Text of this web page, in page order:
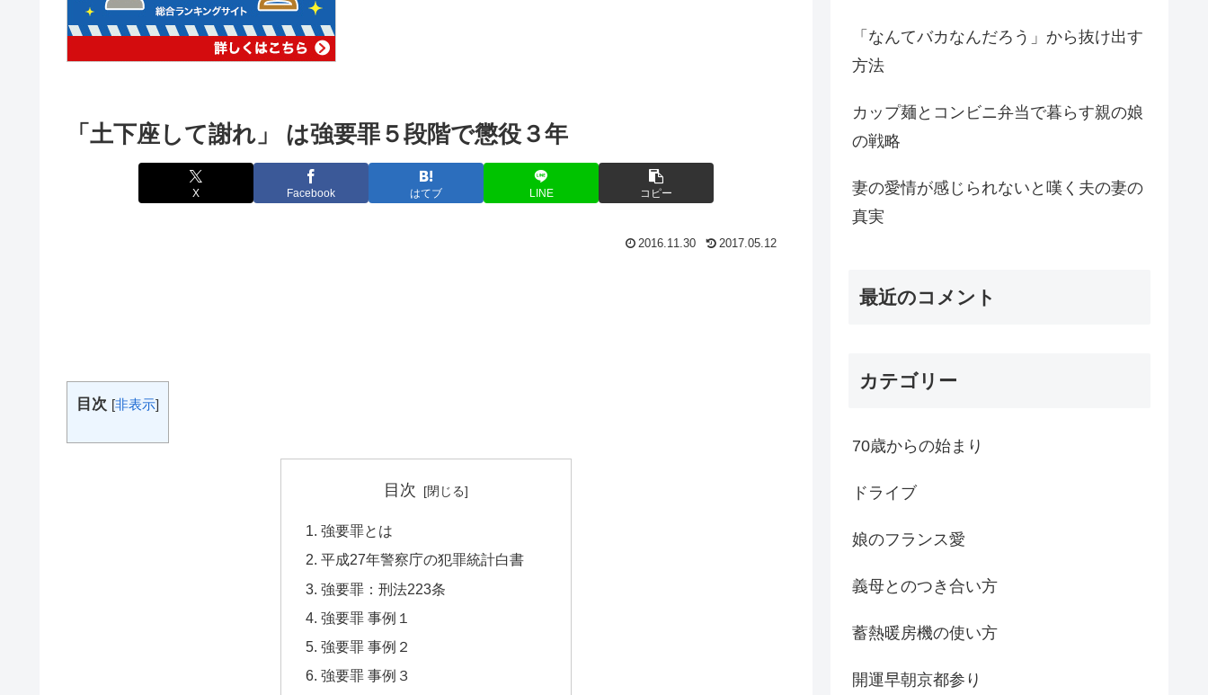
「土下座して謝れ」 は強要罪５段階で懲役３年
X Facebook はてブ LINE コピー
2016.11.30 2017.05.12
目次 [非表示]
目次
強要罪とは
平成27年警察庁の犯罪統計白書
強要罪：刑法223条
強要罪 事例１
強要罪 事例２
強要罪 事例３
「なんてバカなんだろう」から抜け出す
方法
カップ麺とコンビニ弁当で暮らす親の娘
の戦略
妻の愛情が感じられないと嘆く夫の妻の
真実
最近のコメント
カテゴリー
70歳からの始まり
ドライブ
娘のフランス愛
義母とのつき合い方
蓄熱暖房機の使い方
開運早朝京都参り